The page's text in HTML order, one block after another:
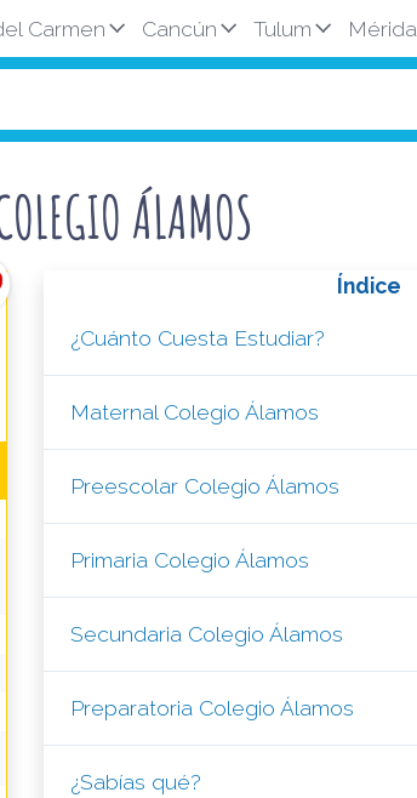
Carmen Cancún Tulum Mérida
ÁLAMOS
Índice
¿Cuánto Cuesta Estudiar?
Maternal Colegio Álamos
Preescolar Colegio Álamos
Primaria Colegio Álamos
Secundaria Colegio Álamos
Preparatoria Colegio Álamos
¿Sabías qué?